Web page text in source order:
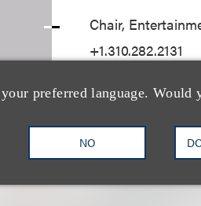
preferred language.
NO
Chair,
+1.310.282.2131